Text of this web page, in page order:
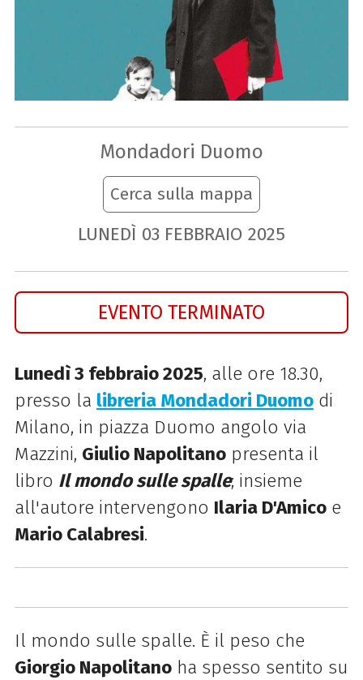
Mondadori Duomo
Cerca sulla mappa
LUNEDÌ 03 FEBBRAIO 2025
EVENTO TERMINATO
Lunedì 3 febbraio 2025, alle ore 18.30,
presso la libreria Mondadori Duomodi
Milano, in piazza Duomo angolo via
Mazzini, Giulio Napolitanopresenta il
libro Il mondo sulle spalle; insieme
all'autore intervengono Ilaria D'Amicoe
Mario Calabresi.
Il mondo sulle spalle. È il peso che
Giorgio Napolitanoha spesso sentito su